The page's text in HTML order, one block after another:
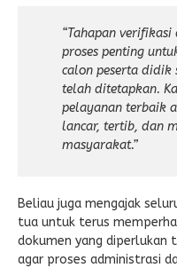
“Tahapan
proses penting
calon peserta didik
telah ditetapkan.
pelayanan terbaik
lancar, tertib, dan
masyarakat.”
Beliau juga mengajak
tua untuk terus
dokumen yang diperlukan
agar proses administrasi